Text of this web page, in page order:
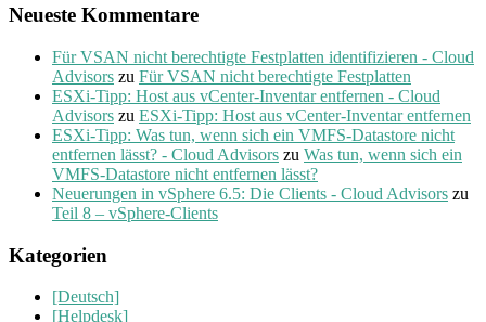
Neueste Kommentare
Für VSAN nicht berechtigte Festplatten identifizieren - Cloud
Advisors zu Für VSAN nicht berechtigte Festplatten
ESXi-Tipp: Host aus vCenter-Inventar entfernen - Cloud
Advisors zu ESXi-Tipp: Host aus vCenter-Inventar entfernen
ESXi-Tipp: Was tun, wenn sich ein VMFS-Datastore nicht
entfernen lässt? - Cloud Advisors zu Was tun, wenn sich ein
VMFS-Datastore nicht entfernen lässt?
Neuerungen in vSphere 6.5: Die Clients - Cloud Advisors zu
Teil 8 – vSphere-Clients
Kategorien
[Deutsch]
[Helpdesk]